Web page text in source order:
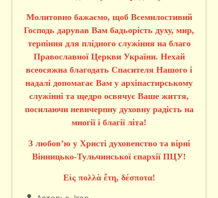
Молитовно бажаємо, щоб Всемилостивий
Господь дарував Вам бадьорість духу, мир,
терпіння для плідного служіння на благо
Православної Церкви України. Нехай
всеосяжна благодать Спасителя Нашого і
надалі допомагає Вам у архіпастирському
служінні та щедро освячує Ваше життя,
посилаючи невичерпну духовну радість на
многії і благії літа!
З любов’ю у Христі духовенство та вірні
Вінницько-Тульчинської єпархії ПЦУ!
Εἰς πολλὰ ἔτη, δέσποτα!